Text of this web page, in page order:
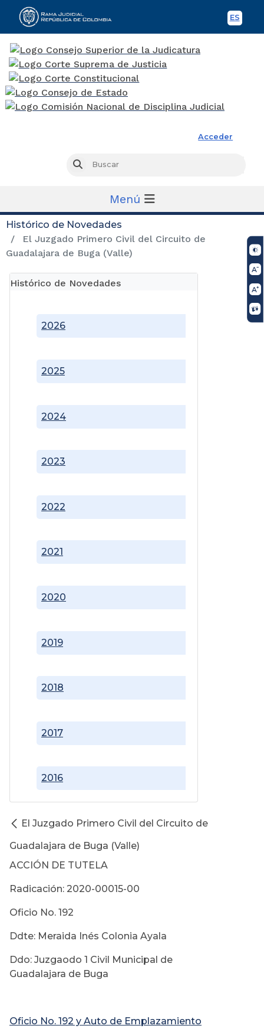
ES
Acceder
Buscar
Menú
Histórico de Novedades
El Juzgado Primero Civil del Circuito de
Guadalajara de Buga (Valle)
Histórico de Novedades
2016
2017
2018
2019
2020
2021
2022
2023
2024
2025
2026
El Juzgado Primero Civil del Circuito de
Guadalajara de Buga (Valle)
ACCIÓN DE TUTELA
Radicación: 2020-00015-00
Oficio No. 192
Ddte: Meraida Inés Colonia Ayala
Ddo: Juzgaodo 1 Civil Municipal de
Guadalajara de Buga
Oficio No. 192 y Auto de Emplazamiento